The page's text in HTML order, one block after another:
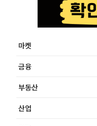
마켓
금융
부동산
산업